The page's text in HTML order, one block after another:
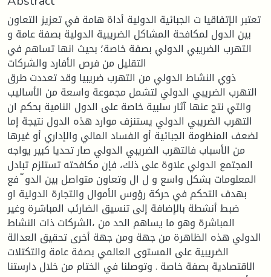
تعتبر الإتفاقيا ت الجبائية الدولية أداة هامة في تعزيز التعاون
بين الدول لمكافحة المشاكل الضريبية الدولية بصفة عامة و
التهرب الضريبي الدولي بصفة خاصة؛ بحيث انها تساهم في
التقليل من فرص الأفارد والشركات
ذوي النشاط الدولي من التهرب ضريبيا وقد تعددت طرق
التهرب الضريبي الدولي لتشمل مجموعة واسعة من الأساليب
والتي نتج عنها آثار سلبية خاصة على الدول النامية بحكم ان
التهرب الضريبي الدولي يستنزف موارد هذه الدول نتيجة إما
لضعف المنظومة الجبائية أو الفساد المالي والإداري أو غيرها
من الأسباب فالتهرب الضريبي الدولي صار تحديا كبير يواجه
المجتمع الدولي علاوة على ذلك، فإن مكافحته تستلزم تبادل
المعلومات بشكل واسع و ل ال وتعاون متواصل بين الدو ّ فع
بهدف التحكم في حركة رؤوس الأموال والتجارة الدولية او
ضبط أنشطة بالإضافة إلى تنسيق الضارئب المباشرة وغير
المباشرة وهو ما يساهم الحد من ،الشركات ذات النشاط
الدولي هذه الظاهرة من جهة ومن جهة أخرى تحقيق العدالة
الضريبية على المستوى العالمي بصفة عامة والتكتلات
الاقتصادية بصفة خاصة . وتوصلنا في الختام من خلال دارستنا